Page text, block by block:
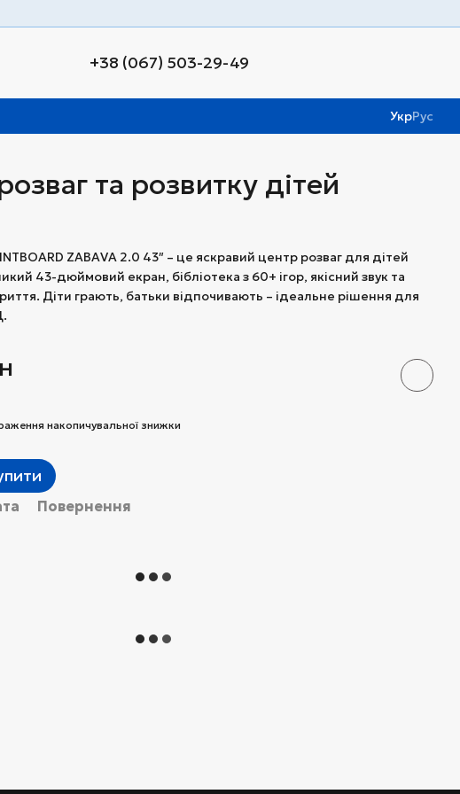
+38 (067) 503-29-49
УкрРус
та розвитку дітей
ZABAVA 2.0 43″ – це яскравий центр розваг для дітей
43-дюймовий екран, бібліотека з 60+ ігор, якісний звук та
Діти грають, батьки відпочивають – ідеальне рішення для
накопичувальної знижки
Повернення